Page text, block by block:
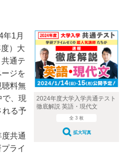
2024年度大学入学共通テスト
徹底解説 英語・現代文
全 3 枚
拡大写真
1月
）大
通テ
ジを
聴料無
、現
れる予
共通
ライ